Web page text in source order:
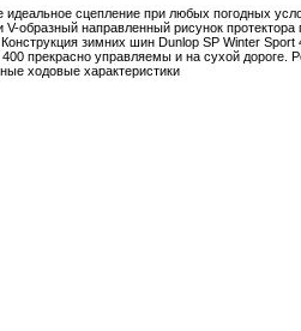
сцепление при любых погодных
образный направленный рисунок протектора
зимних шин Dunlop SP Winter Sport
прекрасно управляемы и на сухой дороге.
ходовые характеристики